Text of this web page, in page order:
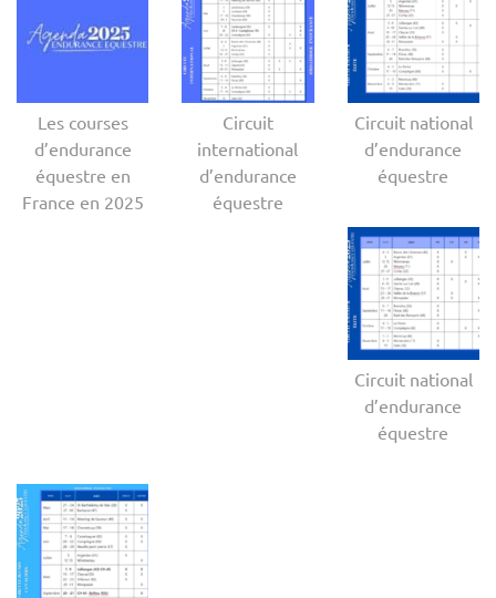
Les courses
d’endurance
équestre en
France en 2025
Circuit
international
d’endurance
équestre
Circuit national
d’endurance
équestre
Circuit national
d’endurance
équestre